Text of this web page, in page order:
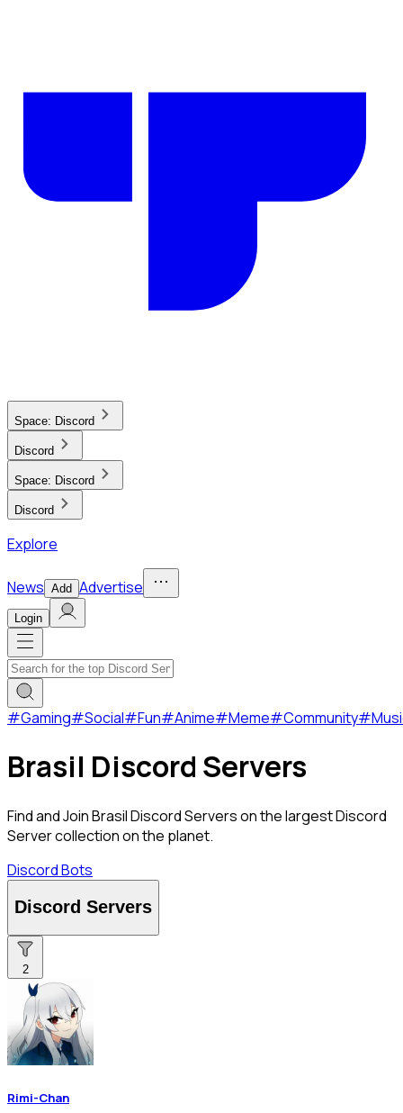
Space: Discord
Discord
Space: Discord
Discord
Explore
News Add Advertise
Login
#Gaming#Social#Fun#Anime#Meme#Community#
Brasil Discord Servers
Find and Join Brasil Discord Servers on the largest Discord
Server collection on the planet.
Discord Bots
Discord Servers
2
Rimi-Chan